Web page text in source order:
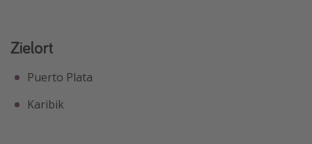
Zielort
Puerto Plata
Karibik